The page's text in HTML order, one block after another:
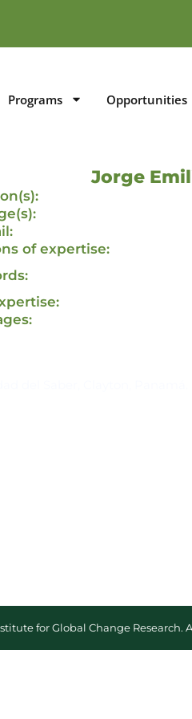
Programs Opportunities
Jorge
of expertise:
for Global Change Research.